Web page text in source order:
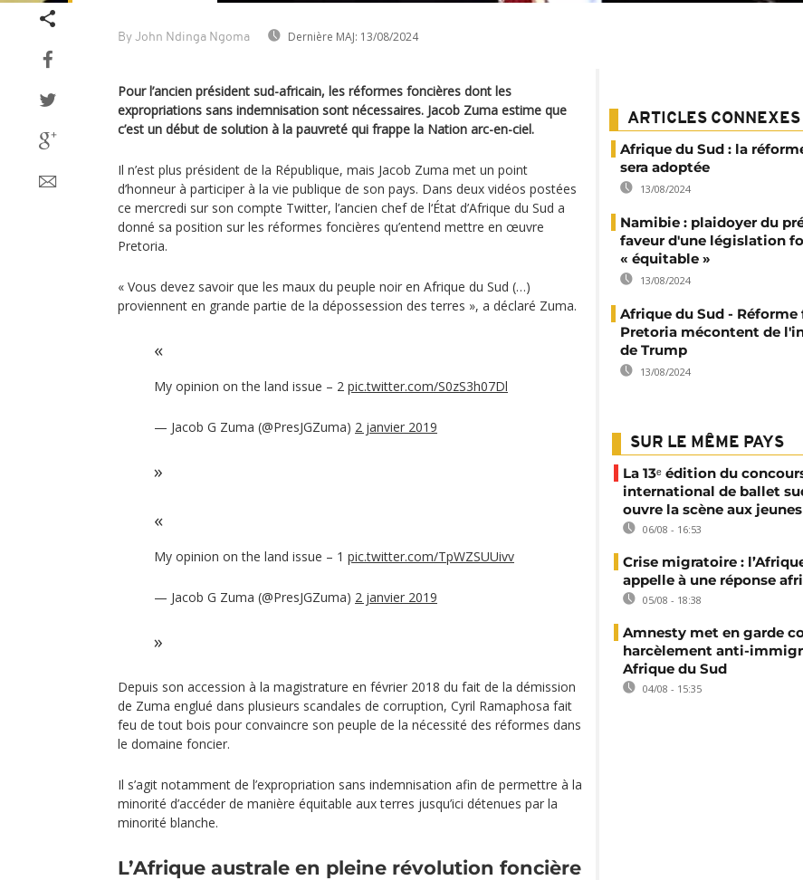
By John Ndinga Ngoma Dernière MAJ: 13/08/2024
Pour l’ancien président sud-africain, les réformes foncières dont les
expropriations sans indemnisation sont nécessaires. Jacob Zuma estime que
c’est un début de solution à la pauvreté qui frappe la Nation arc-en-ciel.
Il n’est plus président de la République, mais Jacob Zuma met un point
d’honneur à participer à la vie publique de son pays. Dans deux vidéos postées
ce mercredi sur son compte Twitter, l’ancien chef de l‘État d’Afrique du Sud a
donné sa position sur les réformes foncières qu’entend mettre en œuvre
Pretoria.
« Vous devez savoir que les maux du peuple noir en Afrique du Sud (…)
proviennent en grande partie de la dépossession des terres », a déclaré Zuma.
My opinion on the land issue – 2 pic.twitter.com/S0zS3h07Dl
— Jacob G Zuma (@PresJGZuma) 2 janvier 2019
My opinion on the land issue – 1 pic.twitter.com/TpWZSUUivv
— Jacob G Zuma (@PresJGZuma) 2 janvier 2019
Depuis son accession à la magistrature en février 2018 du fait de la démission
de Zuma englué dans plusieurs scandales de corruption, Cyril Ramaphosa fait
feu de tout bois pour convaincre son peuple de la nécessité des réformes dans
le domaine foncier.
Il s’agit notamment de l’expropriation sans indemnisation afin de permettre à la
minorité d’accéder de manière équitable aux terres jusqu’ici détenues par la
minorité blanche.
L’Afrique australe en pleine révolution foncière
ARTICLES CONNEXES
Afrique du Sud : la
sera adoptée
13/08/2024
Namibie : plaidoyer du
faveur d'une législation
« équitable »
13/08/2024
Afrique du Sud - Réforme
Pretoria mécontent de
de Trump
13/08/2024
SUR LE MÊME PAYS
La 13ᵉ édition du
international de ballet
ouvre la scène aux
06/08 - 16:53
Crise migratoire :
appelle à une réponse
05/08 - 18:38
Amnesty met en garde
harcèlement anti-
Afrique du Sud
04/08 - 15:35